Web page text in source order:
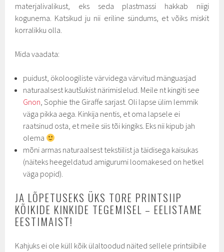
materjalivalikust, eks seda plastmassi hakkab niigi
kogunema. Katsikud ju nii eriline sündums, et võiks miskit
korralikku olla.
Mida vaadata:
puidust, ökoloogiliste värvidega värvitud mänguasjad
naturaalsest kautšukist närimislelud. Meile nt kingiti see
Gnon, Sophie the Giraffe sarjast. Oli lapse ülim lemmik
väga pikka aega. Kinkija nentis, et oma lapsele ei
raatsinud osta, et meile siis tõi kingiks. Eks nii kipub jah
olema
mõni armas naturaalsest tekstiilist ja täidisega kaisukas
(näiteks heegeldatud amigurumi loomakesed on hetkel
väga popid).
JA LÕPETUSEKS ÜKS TORE PRINTSIIP
KÕIKIDE KINKIDE TEGEMISEL – EELISTAME
EESTIMAIST!
Kahjuks ei ole küll kõik ülaltoodud näited sellele printsiibile